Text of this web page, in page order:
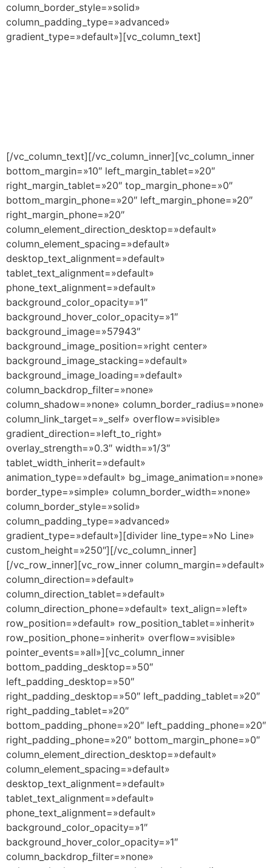
column_border_style=»solid»
column_padding_type=»advanced»
gradient_type=»default»][vc_column_text]
[/vc_column_text][/vc_column_inner][vc_column_inner
bottom_margin=»10″ left_margin_tablet=»20″
right_margin_tablet=»20″ top_margin_phone=»0″
bottom_margin_phone=»20″ left_margin_phone=»20″
right_margin_phone=»20″
column_element_direction_desktop=»default»
column_element_spacing=»default»
desktop_text_alignment=»default»
tablet_text_alignment=»default»
phone_text_alignment=»default»
background_color_opacity=»1″
background_hover_color_opacity=»1″
background_image=»57943″
background_image_position=»right center»
background_image_stacking=»default»
background_image_loading=»default»
column_backdrop_filter=»none»
column_shadow=»none» column_border_radius=»none»
column_link_target=»_self» overflow=»visible»
gradient_direction=»left_to_right»
overlay_strength=»0.3″ width=»1/3″
tablet_width_inherit=»default»
animation_type=»default» bg_image_animation=»none»
border_type=»simple» column_border_width=»none»
column_border_style=»solid»
column_padding_type=»advanced»
gradient_type=»default»][divider line_type=»No Line»
custom_height=»250″][/vc_column_inner]
[/vc_row_inner][vc_row_inner column_margin=»default»
column_direction=»default»
column_direction_tablet=»default»
column_direction_phone=»default» text_align=»left»
row_position=»default» row_position_tablet=»inherit»
row_position_phone=»inherit» overflow=»visible»
pointer_events=»all»][vc_column_inner
bottom_padding_desktop=»50″
left_padding_desktop=»50″
right_padding_desktop=»50″ left_padding_tablet=»20″
right_padding_tablet=»20″
bottom_padding_phone=»20″ left_padding_phone=»20″
right_padding_phone=»20″ bottom_margin_phone=»0″
column_element_direction_desktop=»default»
column_element_spacing=»default»
desktop_text_alignment=»default»
tablet_text_alignment=»default»
phone_text_alignment=»default»
background_color_opacity=»1″
background_hover_color_opacity=»1″
column_backdrop_filter=»none»